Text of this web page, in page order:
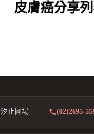
皮膚癌分享列
汐止圓場 (02)2695-